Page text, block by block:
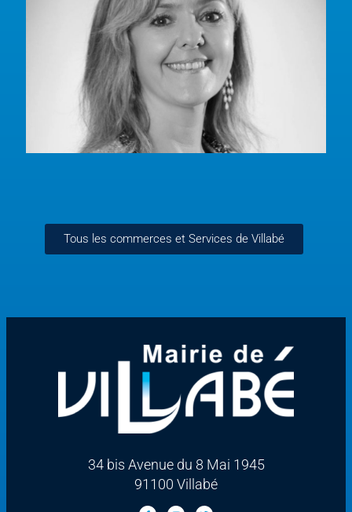
Tous les commerces et Services de Villabé
34 bis Avenue du 8 Mai 1945
91100 Villabé